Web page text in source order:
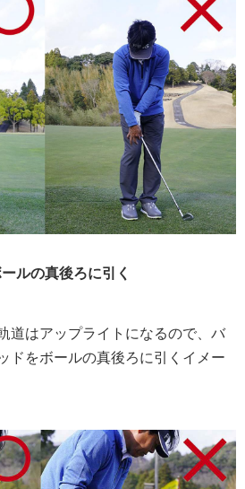
ルの真後ろに引く
道はアップライトになるので、バ
ドをボールの真後ろに引くイメー